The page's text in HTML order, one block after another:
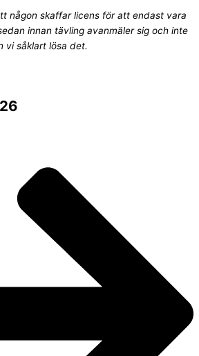
någon skaffar licens för att endast vara
innan tävling avanmäler sig och inte
vi såklart lösa det.